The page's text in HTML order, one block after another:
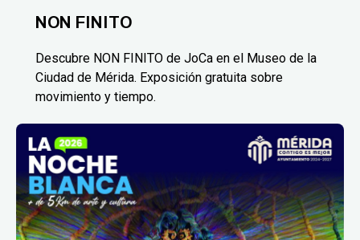
NON FINITO
Descubre NON FINITO de JoCa en el Museo de la
Ciudad de Mérida. Exposición gratuita sobre
movimiento y tiempo.